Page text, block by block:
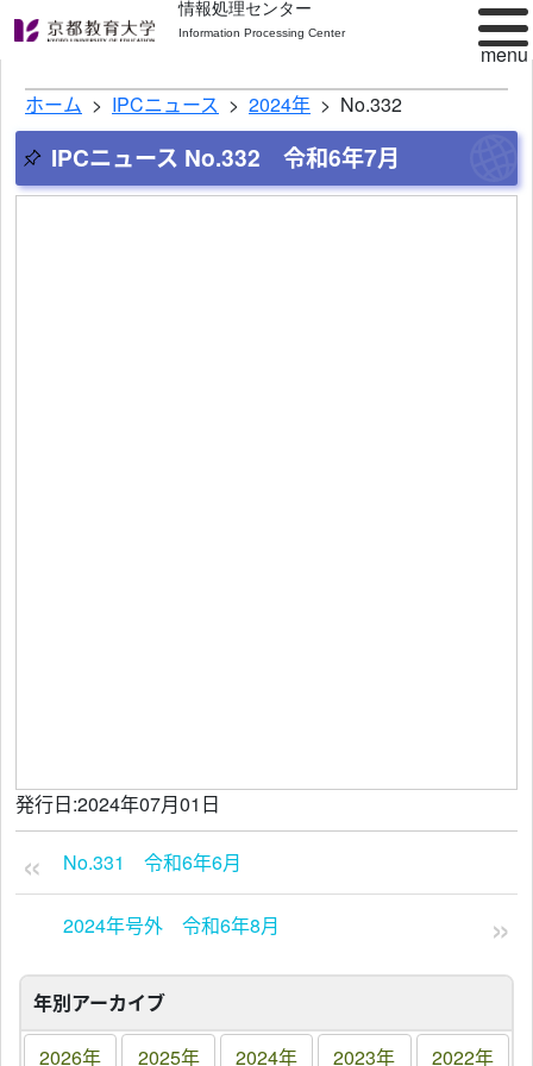
情報処理センター
Information Processing Center
年別アーカイブ
2026年
2025年 2024年 2023年 2022年
ホーム IPCニュース 2024年 No.332
IPCニュース No.332 令和6年7月
発行日:2024年07月01日
No.331 令和6年6月
2024年号外 令和6年8月